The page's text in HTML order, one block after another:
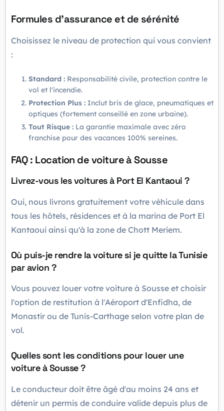
Formules d'assurance et de sérénité
Choisissez le niveau de protection qui vous convient
:
Standard :Responsabilité civile, protection contre le
vol et l'incendie.
Protection Plus :Inclut bris de glace, pneumatiques et
optiques (fortement conseillé en zone urbaine).
Tout Risque :La garantie maximale avec zéro
franchise pour des vacances 100% sereines.
FAQ : Location de voiture à Sousse
Livrez-vous les voitures à Port El Kantaoui ?
Oui, nous livrons gratuitement votre véhicule dans
tous les hôtels, résidences et à la marina de Port El
Kantaoui ainsi qu'à la zone de Chott Meriem.
Où puis-je rendre la voiture si je quitte la Tunisie
par avion ?
Vous pouvez louer votre voiture à Sousse et choisir
l'option de restitution à l'Aéroport d'Enfidha, de
Monastir ou de Tunis-Carthage selon votre plan de
vol.
Quelles sont les conditions pour louer une
voiture à Sousse ?
Le conducteur doit être âgé d'au moins 24 ans et
détenir un permis de conduire valide depuis plus de